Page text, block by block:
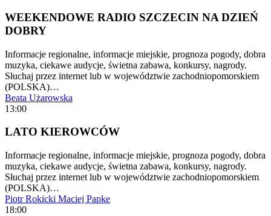
WEEKENDOWE RADIO SZCZECIN NA DZIEŃ
DOBRY
Informacje regionalne, informacje miejskie, prognoza pogody, dobra
muzyka, ciekawe audycje, świetna zabawa, konkursy, nagrody.
Słuchaj przez internet lub w województwie zachodniopomorskiem
(POLSKA)…
Beata Użarowska
13:00
LATO KIEROWCÓW
Informacje regionalne, informacje miejskie, prognoza pogody, dobra
muzyka, ciekawe audycje, świetna zabawa, konkursy, nagrody.
Słuchaj przez internet lub w województwie zachodniopomorskiem
(POLSKA)…
Piotr Rokicki Maciej Papke
18:00